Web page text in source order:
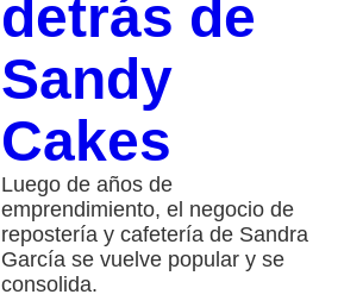
detrás de
Sandy
Cakes
Luego de años de
emprendimiento, el negocio de
repostería y cafetería de Sandra
García se vuelve popular y se
consolida.